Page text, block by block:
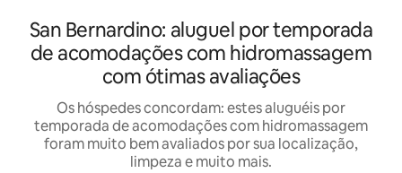
San Bernardino: aluguel por temporada
de acomodações com hidromassagem
com ótimas avaliações
Os hóspedes concordam: estes aluguéis por
temporada de acomodações com hidromassagem
foram muito bem avaliados por sua localização,
limpeza e muito mais.